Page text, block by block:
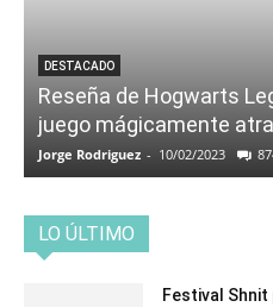
DESTACADO
Reseña de Hogwarts
juego mágicamente
Jorge Rodriguez - 10/02/2023
LO ÚLTIMO
Festival